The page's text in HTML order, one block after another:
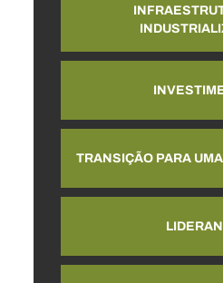
TRANSIÇÃO PARA